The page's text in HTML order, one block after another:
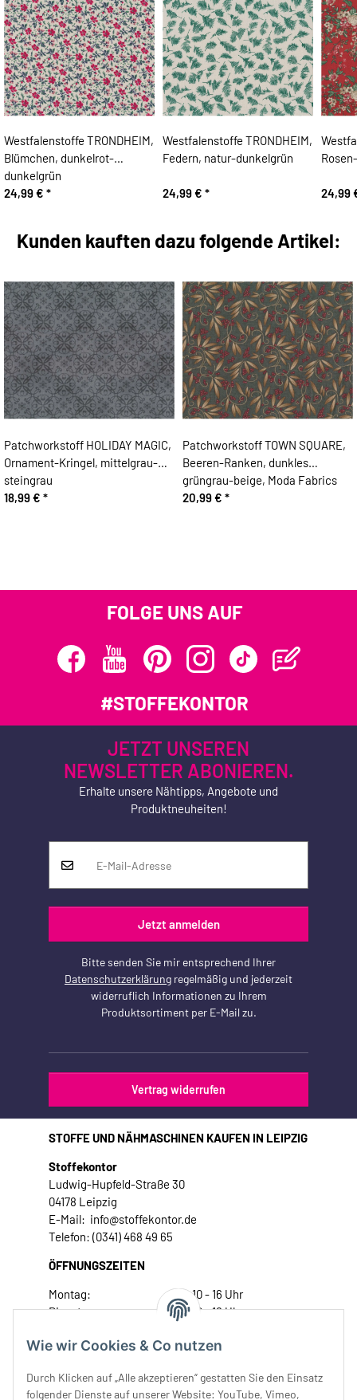
Wie wir Cookies & Co nutzen
Durch Klicken auf „Alle akzeptieren“ gestatten Sie den Einsatz
folgender Dienste auf unserer Website: YouTube, Vimeo,
Westfalenstoffe TRONDHEIM,
Blümchen, dunkelrot-
dunkelgrün
24,99 € *
Westfalenstoffe TRONDHEIM,
Federn, natur-dunkelgrün
24,99 € * 24,99
Kunden kauften dazu folgende Artikel:
Patchworkstoff HOLIDAY MAGIC,
Ornament-Kringel, mittelgrau-
steingrau
18,99 € *
Patchworkstoff TOWN SQUARE,
Beeren-Ranken, dunkles
grüngrau-beige, Moda Fabrics
20,99 € *
FOLGE UNS AUF
#STOFFEKONTOR
JETZT UNSEREN
NEWSLETTER ABONIEREN.
Erhalte unsere Nähtipps, Angebote und
Produktneuheiten!
Jetzt anmelden
Bitte senden Sie mir entsprechend Ihrer
Datenschutzerklärung regelmäßig und jederzeit
widerruflich Informationen zu Ihrem
Produktsortiment per E-Mail zu.
Vertrag widerrufen
STOFFE UND NÄHMASCHINEN KAUFEN IN LEIPZIG
Stoffekontor
Ludwig-Hupfeld-Straße 30
04178 Leipzig
E-Mail: info@stoffekontor.de
Telefon: (0341) 468 49 65
ÖFFNUNGSZEITEN
Montag:
10 - 16 Uhr
Dienstag:
10 - 16 Uhr
Donnerstag:
10 - 18 Uhr
Samstag:
10 - 14 Uhr